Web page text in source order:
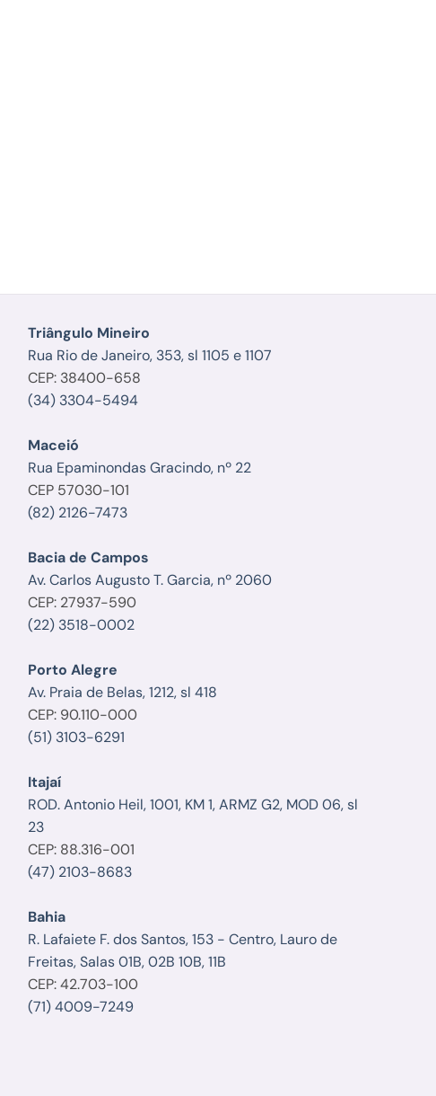
Triângulo Mineiro
Rua Rio de Janeiro, 353, sl 1105 e 1107
CEP: 38400-658
(34) 3304-5494
Maceió
Rua Epaminondas Gracindo, nº 22
CEP 57030-101
(82) 2126-7473
Bacia de Campos
Av. Carlos Augusto T. Garcia, nº 2060
CEP: 27937-590
(22) 3518-0002
Porto Alegre
Av. Praia de Belas, 1212, sl 418
CEP: 90.110-000
(51) 3103-6291
Itajaí
ROD. Antonio Heil, 1001, KM 1, ARMZ G2, MOD 06, sl
23
CEP: 88.316-001
(47) 2103-8683
Bahia
R. Lafaiete F. dos Santos, 153 - Centro, Lauro de
Freitas, Salas 01B, 02B 10B, 11B
CEP: 42.703-100
(71) 4009-7249